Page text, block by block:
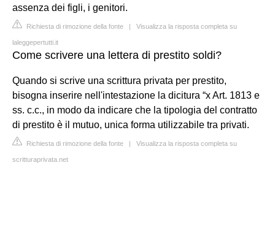
assenza dei figli, i genitori.
Richiesta di rimozione della fonte | Visualizza la risposta completa su
laleggepertutti.it
Come scrivere una lettera di prestito soldi?
Quando si scrive una scrittura privata per prestito,
bisogna inserire nell'intestazione la dicitura “x Art. 1813 e
ss. c.c., in modo da indicare che la tipologia del contratto
di prestito è il mutuo, unica forma utilizzabile tra privati.
Richiesta di rimozione della fonte | Visualizza la risposta completa su
scritturaprivata.net